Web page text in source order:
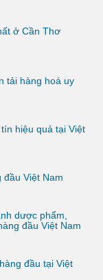
ở Cần Thơ
tải hàng hoá uy
hiệu quả tại Việt
đầu Việt Nam
dược phẩm,
đầu Việt Nam
đầu tại Việt